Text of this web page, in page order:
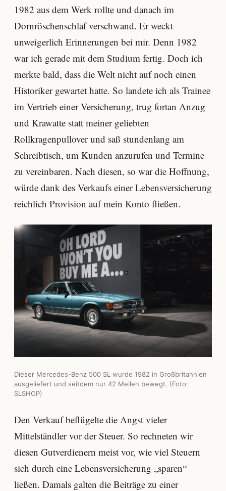
1982 aus dem Werk rollte und danach im
Dornröschenschlaf verschwand. Er weckt
unweigerlich Erinnerungen bei mir. Denn 1982
war ich gerade mit dem Studium fertig. Doch ich
merkte bald, dass die Welt nicht auf noch einen
Historiker gewartet hatte. So landete ich als Trainee
im Vertrieb einer Versicherung, trug fortan Anzug
und Krawatte statt meiner geliebten
Rollkragenpullover und saß stundenlang am
Schreibtisch, um Kunden anzurufen und Termine
zu vereinbaren. Nach diesen, so war die Hoffnung,
würde dank des Verkaufs einer Lebensversicherung
reichlich Provision auf mein Konto fließen.
Dieser Mercedes-Benz 500 SL wurde 1982 in Großbritannien
ausgeliefert und seitdem nur 42 Meilen bewegt. (Foto:
SLSHOP)
Den Verkauf beflügelte die Angst vieler
Mittelständler vor der Steuer. So rechneten wir
diesen Gutverdienern meist vor, wie viel Steuern
sich durch eine Lebensversicherung „sparen“
ließen. Damals galten die Beiträge zu einer